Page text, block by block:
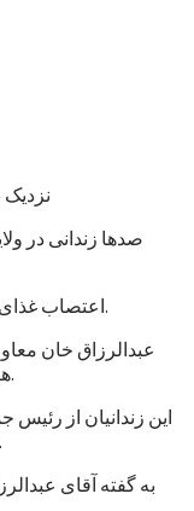
نزدیک
صدها زندانی در
اعتصاب غذای این زندانیان امروز وارد چهارمین روزش شد.
عبدالرزاق خان
هزار زندانی در این زندان اعتصاب غذایی کردند.
این زندانیان از رئیس
رسیدگی شود و در مجازات شان تخفیف بیاید.
به گفته آقای